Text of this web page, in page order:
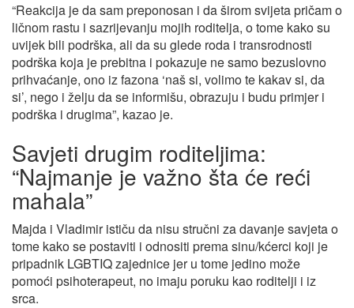
“Reakcija je da sam preponosan i da širom svijeta pričam o
ličnom rastu i sazrijevanju mojih roditelja, o tome kako su
uvijek bili podrška, ali da su glede roda i transrodnosti
podrška koja je prebitna i pokazuje ne samo bezuslovno
prihvaćanje, ono iz fazona ‘naš si, volimo te kakav si, da
si’, nego i želju da se informišu, obrazuju i budu primjer i
podrška i drugima”, kazao je.
Savjeti drugim roditeljima:
“Najmanje je važno šta će reći
mahala”
Majda i Vladimir ističu da nisu stručni za davanje savjeta o
tome kako se postaviti i odnositi prema sinu/kćerci koji je
pripadnik LGBTIQ zajednice jer u tome jedino može
pomoći psihoterapeut, no imaju poruku kao roditelji i iz
srca.